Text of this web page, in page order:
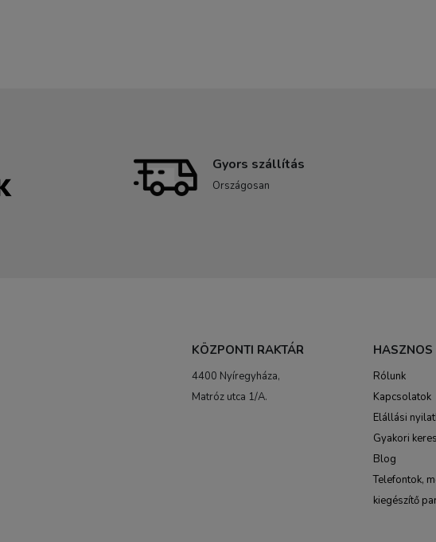
Gyors szállítás
Országosan
KÖZPONTI RAKTÁR
4400 Nyíregyháza,
Matróz utca 1/A.
HASZNOS
Rólunk
Kapcsolatok
Elállási
Gyakori
Blog
Telefontok,
kiegészítő